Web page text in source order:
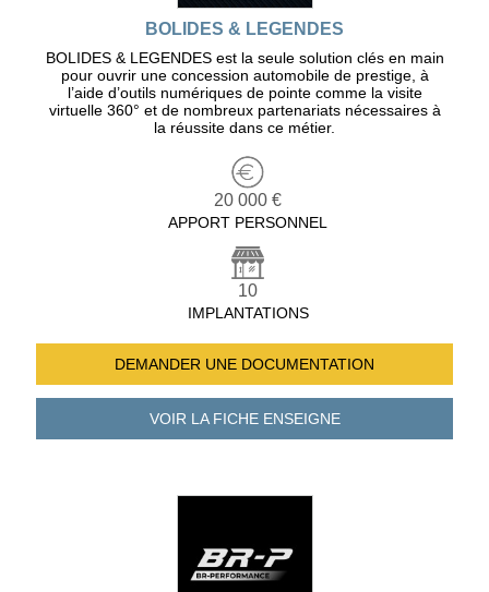
BOLIDES & LEGENDES
BOLIDES & LEGENDES est la seule solution clés en main
pour ouvrir une concession automobile de prestige, à
l’aide d’outils numériques de pointe comme la visite
virtuelle 360° et de nombreux partenariats nécessaires à
la réussite dans ce métier.
20 000 €
APPORT PERSONNEL
10
IMPLANTATIONS
DEMANDER UNE DOCUMENTATION
VOIR LA FICHEENSEIGNE